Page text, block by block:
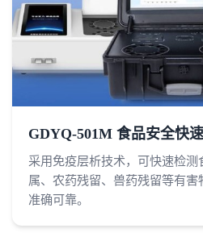
GDYQ-501M 食品安全快
采用免疫层析技术，可快速检
属、农药残留、兽药残留等有
准确可靠。